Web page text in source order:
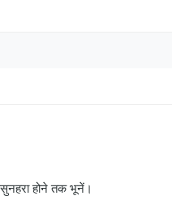
होने तक भूनें।